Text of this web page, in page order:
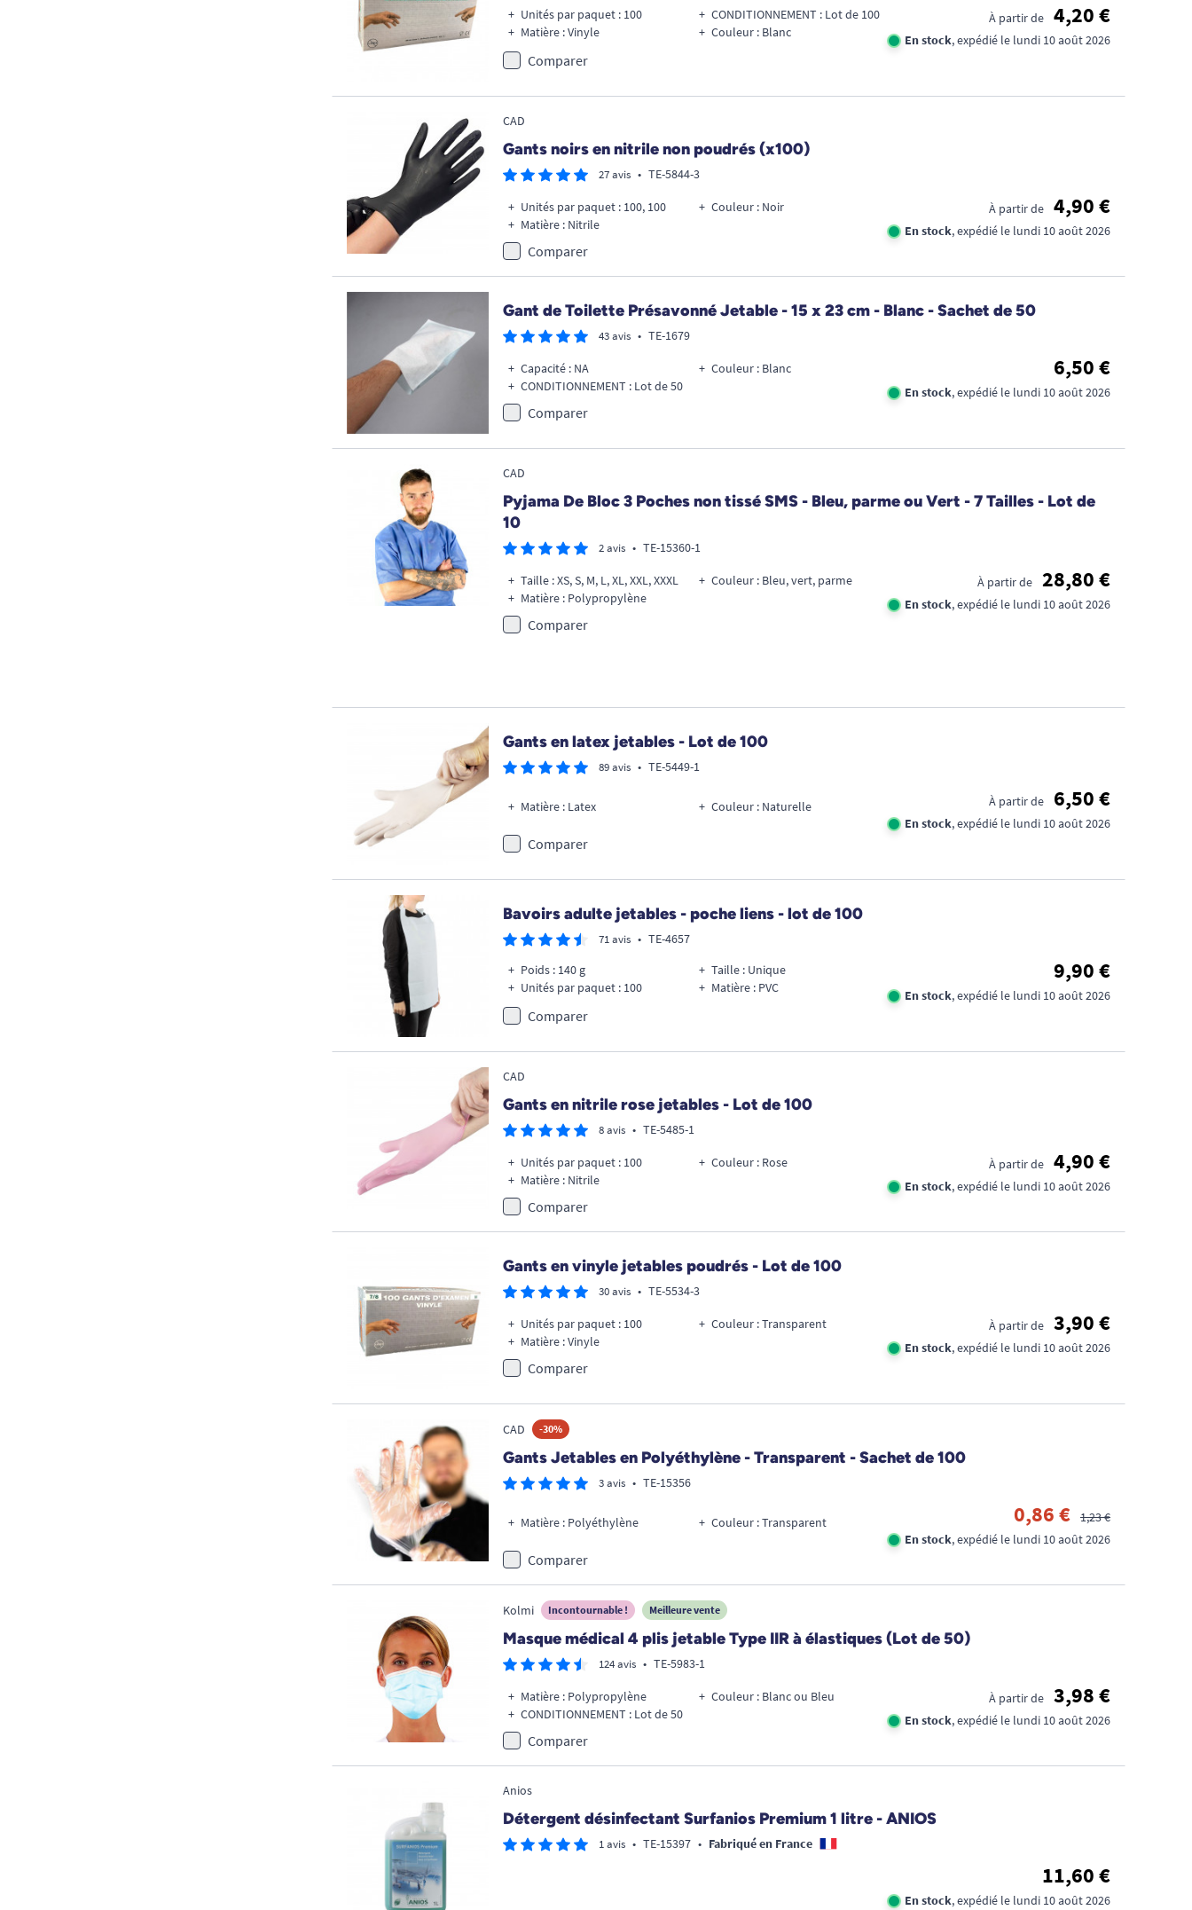
Unités par paquet : 100
Matière : Vinyle
CONDITIONNEMENT : Lot de 100
Couleur : Blanc
À partir de 4,20 €
En stock, expédié le lundi 10 août 2026
Comparer
CAD
Gants noirs en nitrile non poudrés (x100)
27 avis • TE-5844-3
Unités par paquet : 100, 100
Matière : Nitrile
Couleur : Noir À partir de 4,90 €
En stock, expédié le lundi 10 août 2026
Comparer
Gant de Toilette Présavonné Jetable - 15 x 23 cm - Blanc - Sachet de 50
43 avis • TE-1679
Capacité : NA
CONDITIONNEMENT : Lot de 50
Couleur : Blanc 6,50 €
En stock, expédié le lundi 10 août 2026
Comparer
CAD
Pyjama De Bloc 3 Poches non tissé SMS - Bleu, parme ou Vert - 7 Tailles - Lot de
10
2 avis • TE-15360-1
Taille : XS, S, M, L, XL, XXL, XXXL
Matière : Polypropylène
Couleur : Bleu, vert, parme À partir de 28,80 €
En stock, expédié le lundi 10 août 2026
Comparer
Gants en latex jetables - Lot de 100
89 avis • TE-5449-1
Matière : Latex Couleur : Naturelle À partir de 6,50 €
En stock, expédié le lundi 10 août 2026
Comparer
Bavoirs adulte jetables - poche liens - lot de 100
71 avis • TE-4657
Poids : 140 g
Unités par paquet : 100
Taille : Unique
Matière : PVC
9,90 €
En stock, expédié le lundi 10 août 2026
Comparer
CAD
Gants en nitrile rose jetables - Lot de 100
8 avis • TE-5485-1
Unités par paquet : 100
Matière : Nitrile
Couleur : Rose À partir de 4,90 €
En stock, expédié le lundi 10 août 2026
Comparer
Gants en vinyle jetables poudrés - Lot de 100
30 avis • TE-5534-3
Unités par paquet : 100
Matière : Vinyle
Couleur : Transparent À partir de 3,90 €
En stock, expédié le lundi 10 août 2026
Comparer
CAD -30%
Gants Jetables en Polyéthylène - Transparent - Sachet de 100
3 avis • TE-15356
Matière : Polyéthylène Couleur : Transparent 0,86 €
1,23 €
En stock, expédié le lundi 10 août 2026
Comparer
Kolmi Incontournable ! Meilleure vente
Masque médical 4 plis jetable Type IIR à élastiques (Lot de 50)
124 avis • TE-5983-1
Matière : Polypropylène
CONDITIONNEMENT : Lot de 50
Couleur : Blanc ou Bleu À partir de 3,98 €
En stock, expédié le lundi 10 août 2026
Comparer
Anios
Détergent désinfectant Surfanios Premium 1 litre - ANIOS
1 avis • TE-15397 • Fabriqué en France
11,60 €
En stock, expédié le lundi 10 août 2026